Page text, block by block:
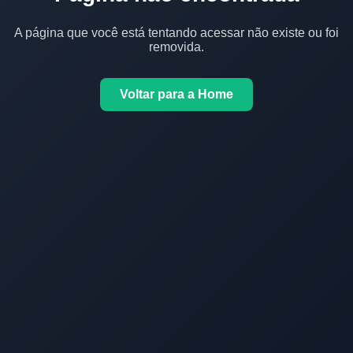
A página que você está tentando acessar não existe ou foi
removida.
Voltar para a Home